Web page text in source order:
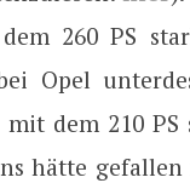
260 PS
Opel
dem 210 PS
hätte